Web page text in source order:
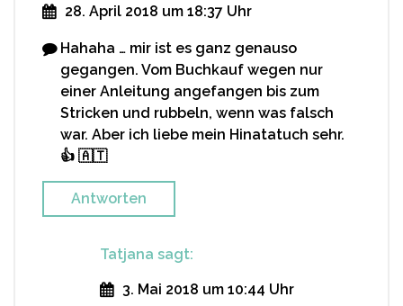
28. April 2018 um 18:37 Uhr
Hahaha … mir ist es ganz genauso
gegangen. Vom Buchkauf wegen nur
einer Anleitung angefangen bis zum
Stricken und rubbeln, wenn was falsch
war. Aber ich liebe mein Hinatatuch sehr.
👍 🇦🇹
Antworten
Tatjana sagt:
3. Mai 2018 um 10:44 Uhr